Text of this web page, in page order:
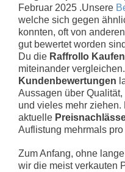
Februar 2025 .Unsere
welche sich gegen
konnten, oft von
gut bewertet worden
Du die Raffrollo
miteinander
Kundenbewertungen
Aussagen über
und vieles mehr
aktuelle
Auflistung mehrmals
Zum Anfang, ohne
wir die meist verkauten